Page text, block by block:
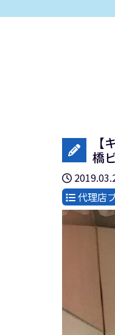
橋
代理店